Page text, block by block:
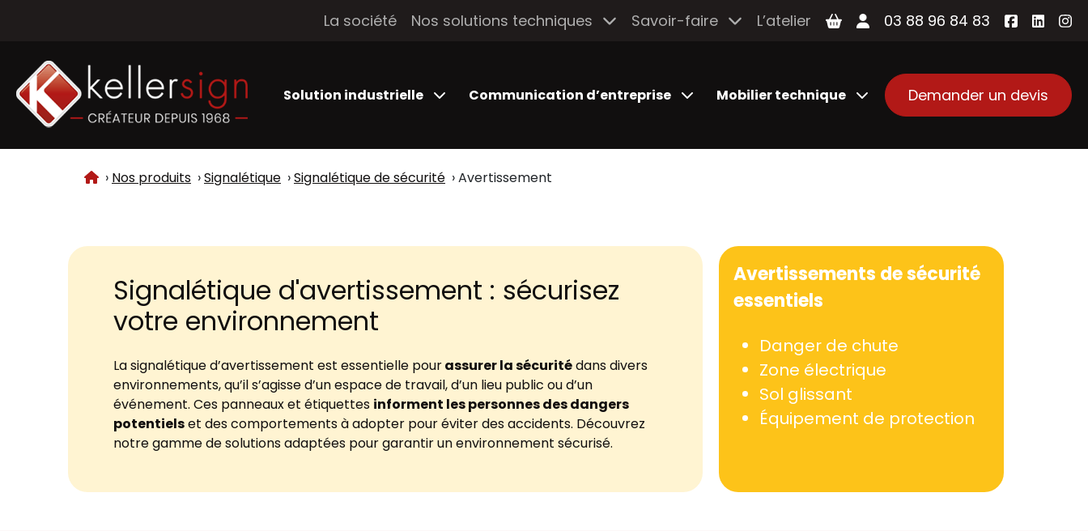
La société Nos solutions techniques Savoir-faire L’atelier 03 88 96 84 83
Solution industrielle Communication d’entreprise Mobilier technique Demander un devis
Accueil
Nos produits Signalétique Signalétique de sécurité Avertissement
Signalétique d'avertissement : sécurisez
votre environnement
La signalétique d’avertissement est essentielle pourassurer la sécuritédans divers
environnements, qu’il s’agisse d’un espace de travail, d’un lieu public ou d’un
événement. Ces panneaux et étiquettes informent les personnes des dangers
potentielset des comportements à adopter pour éviter des accidents. Découvrez
notre gamme de solutions adaptées pour garantir un environnement sécurisé.
Avertissements de sécurité
essentiels
Danger de chute
Zone électrique
Sol glissant
Équipement de protection